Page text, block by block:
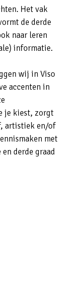
Het vak
de derde
naar leren
informatie.
wij in Viso
accenten in
je kiest, zorgt
artistiek en/of
met
derde graad